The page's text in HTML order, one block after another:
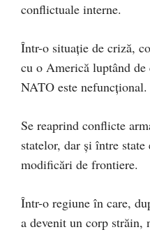
conflictuale interne.
Într-o situaţie de criză,
cu o Americă luptând de
NATO este nefuncţional.
Se reaprind conflicte
statelor, dar şi între
modificări de frontiere.
Într-o regiune în care,
a devenit un corp străin,